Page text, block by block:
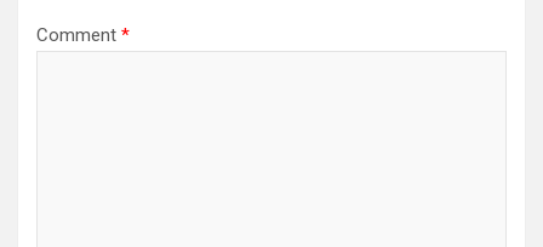
Comment *